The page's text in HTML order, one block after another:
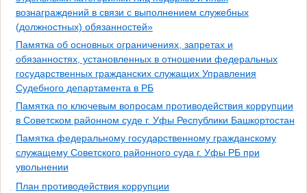
вознаграждений в связи с выполнением служебных
(должностных) обязанностей»
Памятка об основных ограничениях, запретах и
обязанностях, установленных в отношении федеральных
государственных гражданских служащих Управления
Судебного департамента в РБ
Памятка по ключевым вопросам противодействия коррупции
в Советском районном суде г. Уфы Республики Башкортостан
Памятка федеральному государственному гражданскому
служащему Советского районного суда г. Уфы РБ при
увольнении
План противодействия коррупции